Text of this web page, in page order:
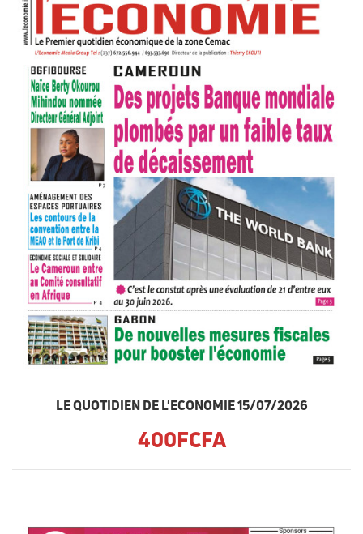
LE QUOTIDIEN DE L'ECONOMIE 15/07/2026
400FCFA